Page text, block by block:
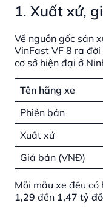
1. Xuất xứ,
Về nguồn gốc sản
VinFast VF 8 ra
cơ sở hiện đại ở
Tên hãng xe
Phiên bản
Xuất xứ
Giá bán (VNĐ)
Mỗi mẫu xe đều
1,29 đến 1,47 tỷ